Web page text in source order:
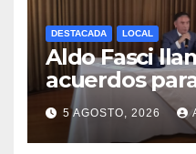
DESTACADA LOCAL
Aldo Fasci
acuerdos
5 AGOSTO, 2026